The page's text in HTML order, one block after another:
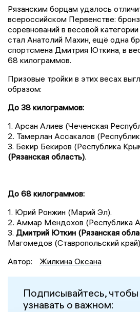
Рязанским борцам удалось
всероссийском Первенстве:
соревнований в весовой
стал Анатолий Махин, ещё одна
спортсмена Дмитрия Юткина, в
68 килограммов.
Призовые тройки в этих весах
образом:
До 38 килограммов:
1. Арсан Алиев (Чеченская
2. Тамерлан Ассакалов
3. Бекир Бекиров (Республика
(Рязанская область).
До 68 килограммов:
1. Юрий Ронжин (Марий Эл).
2. Аммар Мендохов (Республика
3. Дмитрий Юткин (Рязанская
Магомедов (Cтавропольский
Автор:
Жилкина Оксана
Подписывайтесь,
узнавать о важном: